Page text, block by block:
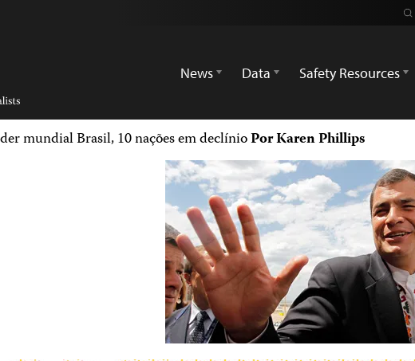
News
Data Safety Resources
mundial Brasil, 10 nações em declínioPor Karen Phillips